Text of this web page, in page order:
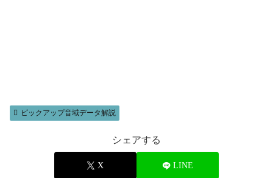
ピックアップ音域データ解説
シェアする
X LINE